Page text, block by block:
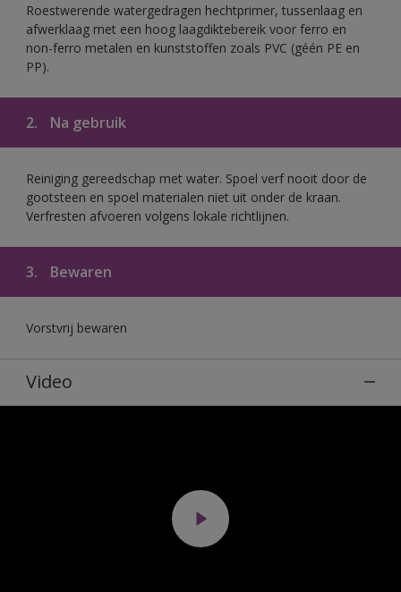
Roestwerende watergedragen hechtprimer, tussenlaag en
afwerklaag met een hoog laagdiktebereik voor ferro en
non-ferro metalen en kunststoffen zoals PVC (géén PE en
PP).
2. Na gebruik
Reiniging gereedschap met water. Spoel verf nooit door de
gootsteen en spoel materialen niet uit onder de kraan.
Verfresten afvoeren volgens lokale richtlijnen.
3. Bewaren
Vorstvrij bewaren
Video